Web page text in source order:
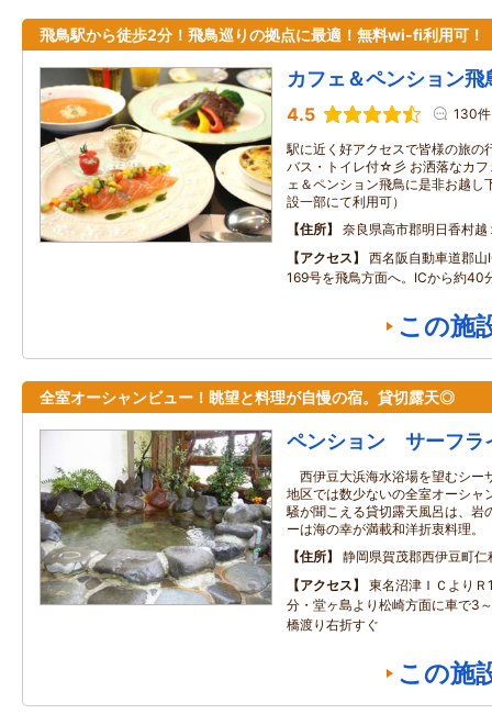
飛鳥駅から徒歩2分！飛鳥巡りの拠点に最適！無料wi-fi利用可！
カフェ＆ペンション飛
4.5 130件
駅に近く好アクセスで皆様の旅の
バス・トイレ付☆彡 お洒落なカフ
ェ＆ペンション飛鳥に是非お越
設一部にて利用可）
住所
奈良県高市郡明日香村越
アクセス
西名阪自動車道郡
169号を飛鳥方面へ。ICから約40
この施
全室オーシャンビュー！眺望と料理が自慢の宿。貸切露天◎
ペンション サーフラ
西伊豆大浜海水浴場を望むシー
地区では数少ないの全室オーシャ
騒が聞こえる貸切露天風呂は、岩
ーは海の幸が満載和洋折衷料理。
住所
静岡県賀茂郡西伊豆町
アクセス
東名沼津ＩＣより
分・堂ヶ島より松崎方面に車で3
橋渡り右折すぐ
この施